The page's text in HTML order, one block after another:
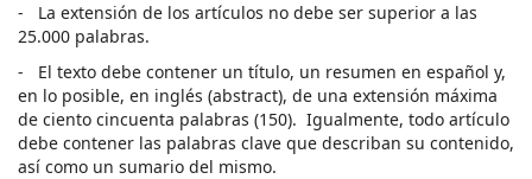
- La extensión de los artículos no debe ser superior a las
25.000 palabras.
- El texto debe contener un título, un resumen en español y,
en lo posible, en inglés (abstract), de una extensión máxima
de ciento cincuenta palabras (150). Igualmente, todo artículo
debe contener las palabras clave que describan su contenido,
así como un sumario del mismo.